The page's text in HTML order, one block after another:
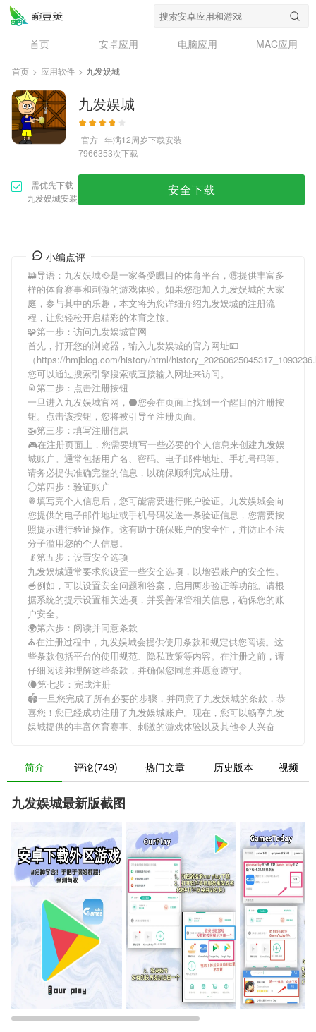
首页 安卓应用 电脑应用
MAC应用
资讯
专题
问答
首页 > 应用软件 > 九发娱城
九发娱城
官方 年满12周岁下载安装
7966353次下载
需优先下载
九发娱城安装
安全下载
小编点评
🚋导语： 九发娱城🥘是一家备受瞩目的体育平台，🉐提供丰富多
样的体育赛事和刺激的游戏体验。如果您想加入九发娱城的大家
庭，参与其中的乐趣，本文将为您详细介绍九发娱城的注册流
程，让您轻松开启精彩的体育之旅。
🧩第一步：访问九发娱城官网
首先，打开您的浏览器，输入九发娱城的官方网址💴
（https://hmjblog.com/history/html/
您可以通过搜索引擎搜索或直接输入网址来访问。
🥫第二步：点击注册按钮
一旦进入九发娱城官网，⚫您会在页面上找到一个醒目的注册按
钮。点击该按钮，您将被引导至注册页面。
🚁第三步：填写注册信息
🎮在注册页面上，您需要填写一些必要的个人信息来创建九发娱
城账户。通常包括用户名、密码、电子邮件地址、手机号码等。
请务必提供准确完整的信息，以确保顺利完成注册。
🕘第四步：验证账户
🍍填写完个人信息后，您可能需要进行账户验证。 九发娱城会向
您提供的电子邮件地址或手机号码发送一条验证信息，您需要按
照提示进行验证操作。这有助于确保账户的安全性，并防止不法
分子滥用您的个人信息。
👴第五步：设置安全选项
九发娱城通常要求您设置一些安全选项，以增强账户的安全性。
🥣例如，可以设置安全问题和答案，启用两步验证等功能。请根
据系统的提示设置相关选项，并妥善保管相关信息，确保您的账
户安全。
🌍第六步：阅读并同意条款
⛪在注册过程中， 九发娱城会提供使用条款和规定供您阅读。这
些条款包括平台的使用规范、隐私政策等内容。在注册之前，请
仔细阅读并理解这些条款，并确保您同意并愿意遵守。
🌘第七步：完成注册
🏟一旦您完成了所有必要的步骤，并同意了九发娱城的条款，恭
喜您！您已经成功注册了九发娱城账户。现在，您可以畅享九发
娱城提供的丰富体育赛事、刺激的游戏体验以及其他令人兴奋
简介 评论(749) 热门文章 历史版本 视频
九发娱城最新版截图